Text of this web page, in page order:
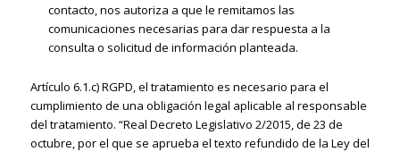
contacto, nos autoriza a que le remitamos las
comunicaciones necesarias para dar respuesta a la
consulta o solicitud de información planteada.
Artículo 6.1.c) RGPD, el tratamiento es necesario para el
cumplimiento de una obligación legal aplicable al responsable
del tratamiento. “Real Decreto Legislativo 2/2015, de 23 de
octubre, por el que se aprueba el texto refundido de la Ley del